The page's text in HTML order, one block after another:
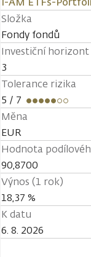
Složka
Fondy fondů
Investiční horizont
3
Tolerance rizika
5 / 7
Měna
EUR
Hodnota
90,8700
Výnos (1 rok)
18,37 %
K datu
6. 8. 2026